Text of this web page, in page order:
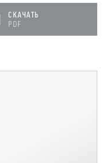
СКАЧАТЬ
PDF